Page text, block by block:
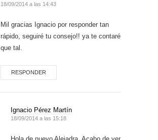
18/09/2014 a las 14:43
Mil gracias Ignacio por responder tan
rápido, seguiré tu consejo!! ya te contaré
que tal.
RESPONDER
Ignacio Pérez Martín
18/09/2014 a las 15:18